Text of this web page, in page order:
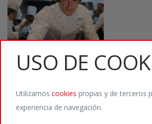
USO DE
Utilizamos cookies propias y de terceros
experiencia de navegación.